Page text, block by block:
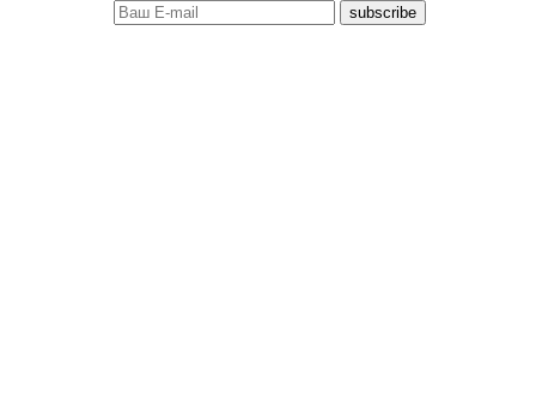
subscribe